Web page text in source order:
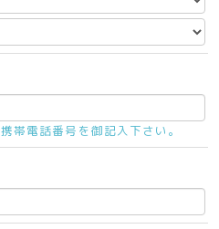
帯電話番号を御記入下さい。